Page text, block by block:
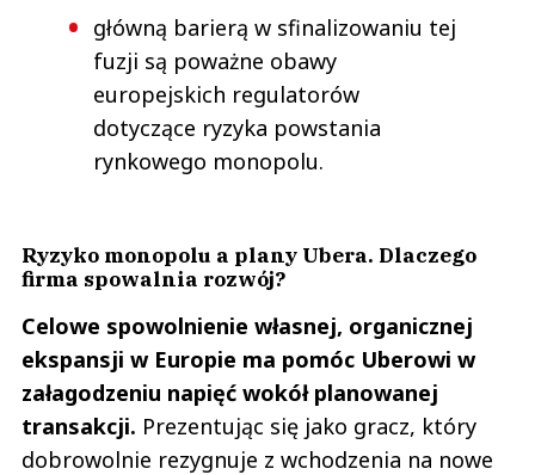
główną barierą w sfinalizowaniu tej
fuzji są poważne obawy
europejskich regulatorów
dotyczące ryzyka powstania
rynkowego monopolu.
Ryzyko monopolu a plany Ubera. Dlaczego
firma spowalnia rozwój?
Celowe spowolnienie własnej, organicznej
ekspansji w Europie ma pomóc Uberowi w
załagodzeniu napięć wokół planowanej
transakcji. Prezentując się jako gracz, który
dobrowolnie rezygnuje z wchodzenia na nowe